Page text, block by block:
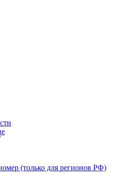
(только для регионов РФ)